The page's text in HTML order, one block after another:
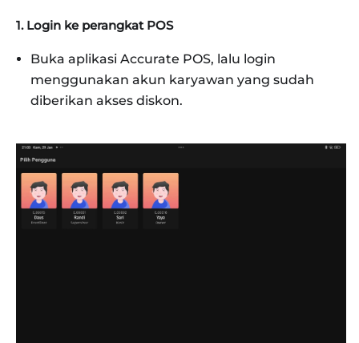
1. Login ke perangkat POS
Buka aplikasi Accurate POS, lalu login
menggunakan akun karyawan yang sudah
diberikan akses diskon.